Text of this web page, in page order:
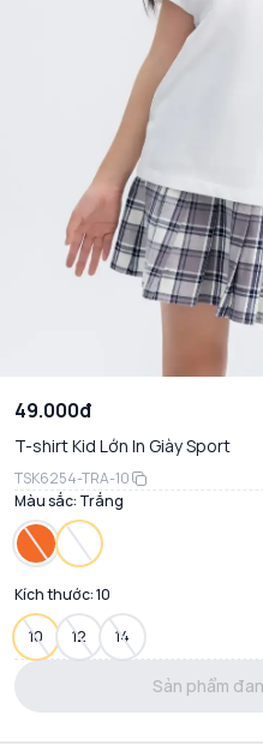
49.000đ
T-shirt Kid Lớn In Giày Sport
TSK6254-TRA-10
Màu sắc: Trắng
Kích thước:10
10 12 14
Sản phẩm